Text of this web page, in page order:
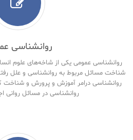
روانشناسی
روانشناسی عمومی یکی از شاخه‌های علوم
شناخت مسائل مربوط به روانشناسی و علل
روانشناسی درامر آموزش و پرورش و شناخت
روانشناسی در مسائل روانی